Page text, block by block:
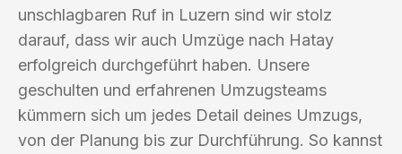
unschlagbaren Ruf in Luzern sind wir stolz
darauf, dass wir auch Umzüge nach Hatay
erfolgreich durchgeführt haben. Unsere
geschulten und erfahrenen Umzugsteams
kümmern sich um jedes Detail deines Umzugs,
von der Planung bis zur Durchführung. So kannst